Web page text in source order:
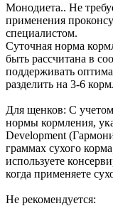
Монодиета.. Не
применения
специалистом.
Суточная норма
быть рассчитана в
поддерживать
разделить на 3-6
Для щенков: С учетом
нормы кормления,
Development
граммах сухого
используете
когда применяете
Не рекомендуется: